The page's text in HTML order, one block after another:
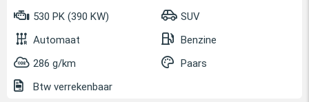
530 PK (390 KW)
SUV
Automaat
Benzine
286 g/km
Paars
Btw verrekenbaar